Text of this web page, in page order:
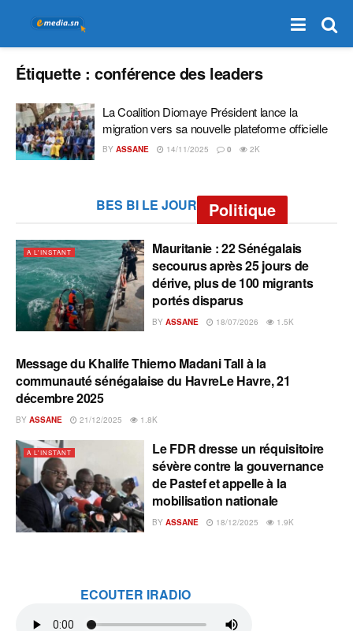
Étiquette :conférence des leaders
La Coalition Diomaye Président lance la
migration vers sa nouvelle plateforme officielle
BY ASSANE 14/11/2025 0 2K
BES BI LE JOUR Politique
A L'INSTANT
Mauritanie : 22 Sénégalais
secourus après 25 jours de
dérive, plus de 100 migrants
portés disparus
BY ASSANE 18/07/2026 1.5K
A L'INSTANT
Message du Khalife Thierno Madani Tall à la
communauté sénégalaise du HavreLe Havre, 21
décembre 2025
BY ASSANE 21/12/2025 1.8K
A L'INSTANT
Le FDR dresse un réquisitoire
sévère contre la gouvernance
de Pastef et appelle à la
mobilisation nationale
BY ASSANE 18/12/2025 1.9K
ECOUTER IRADIO